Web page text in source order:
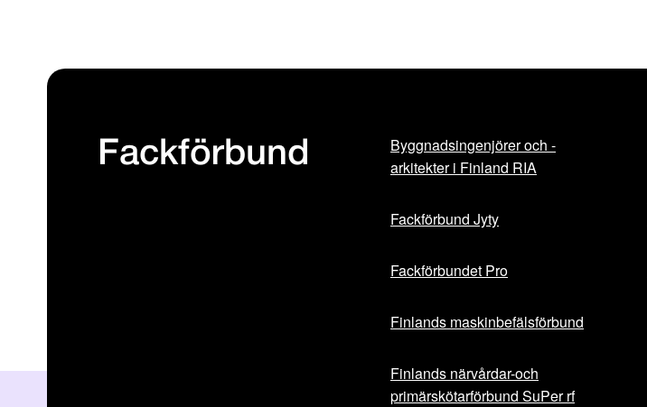
Fackförbund
Byggnadsingenjörer och -
arkitekter i Finland RIA
Fackförbund Jyty
Fackförbundet Pro
Finlands maskinbefälsförbund
Finlands närvårdar-och
primärskötarförbund SuPer rf